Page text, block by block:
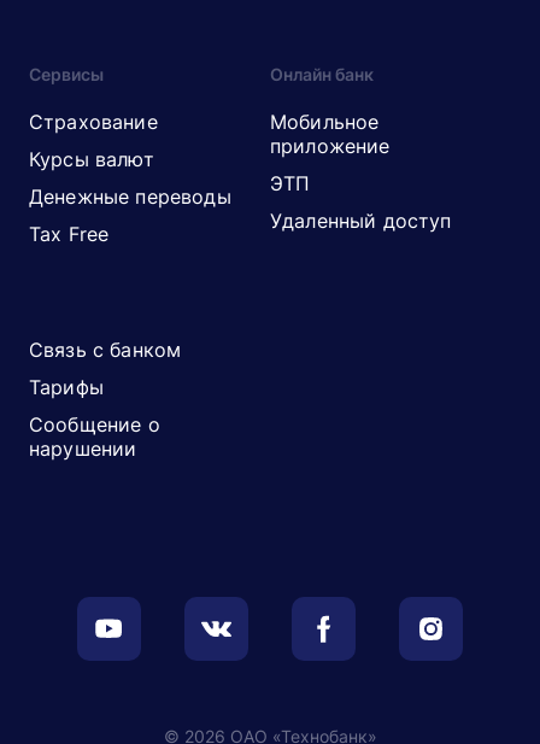
Сервисы
Страхование
Курсы валют
Денежные переводы
Tax Free
Онлайн банк
Мобильное
приложение
ЭТП
Удаленный доступ
Связь с банком
Тарифы
Сообщение о
нарушении
© 2026 ОАО «Технобанк»